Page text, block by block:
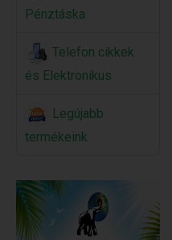
Pénztáska
Telefon cikkek
és Elektronikus
Legújabb
termékeink